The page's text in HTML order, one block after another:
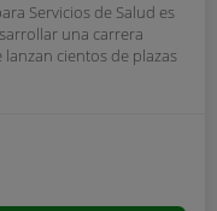
Servicios de Salud es
una carrera
lanzan cientos de plazas